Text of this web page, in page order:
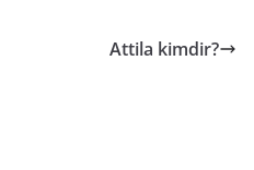
Attila kimdir?